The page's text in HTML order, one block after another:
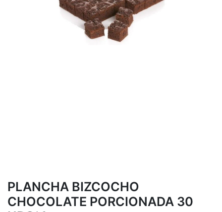
PLANCHA BIZCOCHO
CHOCOLATE PORCIONADA 30